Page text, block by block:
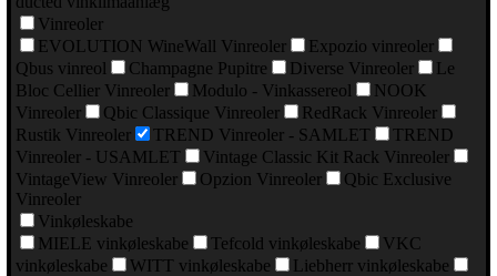
Vinreoler
EVOLUTION WineWall Vinreoler
Expozio vinreoler
Qbus vinreol
Champagne Pupitre Diverse Vinreoler
Le
Bloc Cellier Vinreoler
Modulo - Vinkassereol
NOOK
Vinreoler
Qbic Classique Vinreoler
RedRack Vinreoler
Rustik Vinreoler
TREND Vinreoler - SAMLET
TREND
Vinreoler - USAMLET
Vintage Classic Kit Rack Vinreoler
VintageView Vinreoler
Opzion Vinreoler
Qbic Exclusive
Vinreoler
Vinkøleskabe
MIELE vinkøleskabe
Tefcold vinkøleskabe
VKC
vinkøleskabe
WITT vinkøleskabe
Liebherr vinkøleskabe